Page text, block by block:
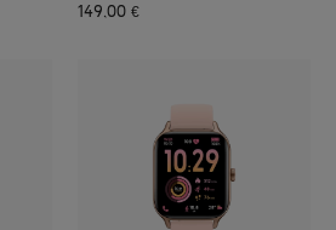
149,00 €